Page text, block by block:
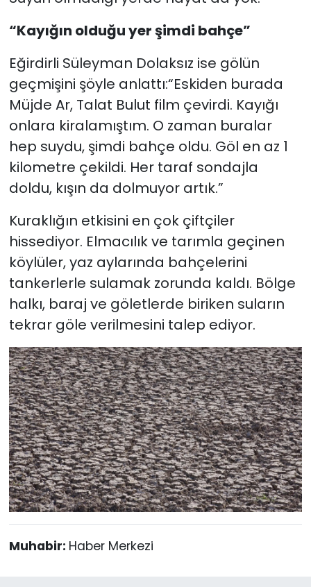
“Kayığın olduğu yer şimdi bahçe”
Eğirdirli Süleyman Dolaksız ise gölün
geçmişini şöyle anlattı:“Eskiden burada
Müjde Ar, Talat Bulut film çevirdi. Kayığı
onlara kiralamıştım. O zaman buralar
hep suydu, şimdi bahçe oldu. Göl en az 1
kilometre çekildi. Her taraf sondajla
doldu, kışın da dolmuyor artık.”
Kuraklığın etkisini en çok çiftçiler
hissediyor. Elmacılık ve tarımla geçinen
köylüler, yaz aylarında bahçelerini
tankerlerle sulamak zorunda kaldı. Bölge
halkı, baraj ve göletlerde biriken suların
tekrar göle verilmesini talep ediyor.
Muhabir: Haber Merkezi